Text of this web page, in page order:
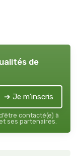
de
➔ Je m'inscris
contacté(e) à
ses partenaires.